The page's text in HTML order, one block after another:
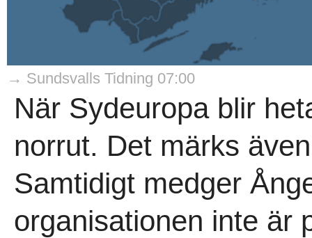
→ Sundsvalls Tidning 07:00
När Sydeuropa blir
norrut. Det märks
Samtidigt medger
organisationen inte är